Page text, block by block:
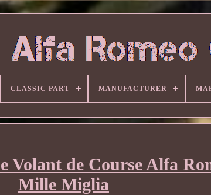
CLASSIC PART MANUFACTURER
Volant de Course Alfa
Mille Miglia